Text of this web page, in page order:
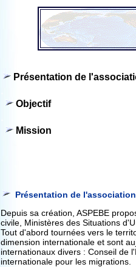
Présentation de
Objectif
Mission
Présentation de l'association
Depuis sa création, ASPEBE
civile, Ministères des Situations
Tout d'abord tournées vers le
dimension internationale et sont
internationaux divers : Conseil de
internationale pour les migrations.